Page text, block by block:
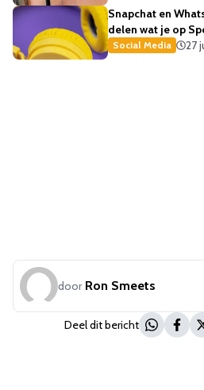
Snapchat en
delen wat je op
Social Media 27
door Ron Smeets
Deel dit bericht